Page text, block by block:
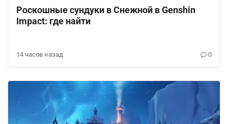
Роскошные сундуки в Снежной в Genshin
Impact: где найти
14 часов назад 0